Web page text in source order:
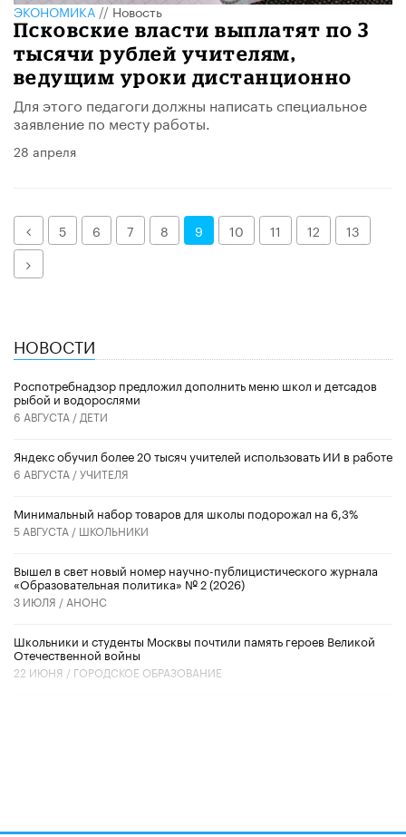
ЭКОНОМИКА//Новость
Псковские власти выплатят по 3
тысячи рублей учителям,
ведущим уроки дистанционно
Для этого педагоги должны написать специальное
заявление по месту работы.
28 апреля
Назад
5 6 7 8 9 10 11 12
13
Далее
НОВОСТИ
Роспотребнадзор предложил дополнить меню школ и детсадов
рыбой и водорослями
6 АВГУСТА / ДЕТИ
​Яндекс обучил более 20 тысяч учителей использовать ИИ в работе
6 АВГУСТА /УЧИТЕЛЯ
Минимальный набор товаров для школы подорожал на 6,3%
5 АВГУСТА / ШКОЛЬНИКИ
Вышел в свет новый номер научно-публицистического журнала
«Образовательная политика» № 2 (2026)
3 ИЮЛЯ / АНОНС
Школьники и студенты Москвы почтили память героев Великой
Отечественной войны
22 ИЮНЯ / ГОРОДСКОЕ ОБРАЗОВАНИЕ